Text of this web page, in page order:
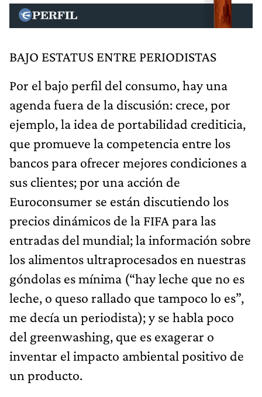
BAJO ESTATUS ENTRE PERIODISTAS
Por el bajo perfil del consumo, hay una
agenda fuera de la discusión: crece, por
ejemplo, la idea de portabilidad crediticia,
que promueve la competencia entre los
bancos para ofrecer mejores condiciones a
sus clientes; por una acción de
Euroconsumer se están discutiendo los
precios dinámicos de la FIFA para las
entradas del mundial; la información sobre
los alimentos ultraprocesados en nuestras
góndolas es mínima (“hay leche que no es
leche, o queso rallado que tampoco lo es”,
me decía un periodista); y se habla poco
del greenwashing, que es exagerar o
inventar el impacto ambiental positivo de
un producto.